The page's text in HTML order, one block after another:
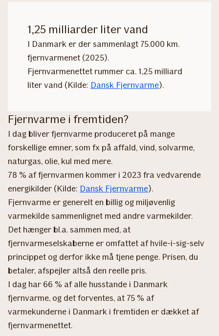
1,25 milliarder liter vand
I Danmark er der sammenlagt 75.000 km.
fjernvarmenet (2025).
Fjernvarmenettet rummer ca. 1,25 milliard
liter vand (Kilde: Dansk Fjernvarme).
Fjernvarme i fremtiden?
I dag bliver fjernvarme produceret på mange
forskellige emner, som fx på affald, vind, solvarme,
naturgas, olie, kul med mere.
78 % af fjernvarmen kommer i 2023 fra vedvarende
energikilder (Kilde: Dansk Fjernvarme).
Fjernvarme er generelt en billig og miljøvenlig
varmekilde sammenlignet med andre varmekilder.
Det hænger bl.a. sammen med, at
fjernvarmeselskaberne er omfattet af hvile-i-sig-selv
princippet og derfor ikke må tjene penge. Prisen, du
betaler, afspejler altså den reelle pris.
I dag har 66 % af alle husstande i Danmark
fjernvarme, og det forventes, at 75 % af
varmekunderne i Danmark i fremtiden er dækket af
fjernvarmenettet.